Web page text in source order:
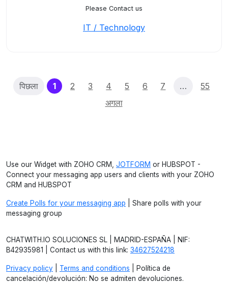
Please Contact us
IT / Technology
पिछला 1(current)
2 3 4 5 6 7 …
55
अगला
Use our Widget with ZOHO CRM, JOTFORM or HUBSPOT -
Connect your messaging app users and clients with your ZOHO
CRM and HUBSPOT
Create Polls for your messaging app | Share polls with your
messaging group
CHATWITH.IO SOLUCIONES SL | MADRID-ESPAÑA | NIF:
B42935981 | Contact us with this link: 34627524218
Privacy policy Terms and conditions | Política de
cancelación/devolución: No se admiten devoluciones.